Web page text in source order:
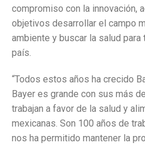
compromiso con la innovación,
objetivos desarrollar el campo
ambiente y buscar la salud
país.
“Todos estos años ha crecido
Bayer es grande con sus más
trabajan a favor de la salud y
mexicanas. Son 100 años de
nos ha permitido mantener la